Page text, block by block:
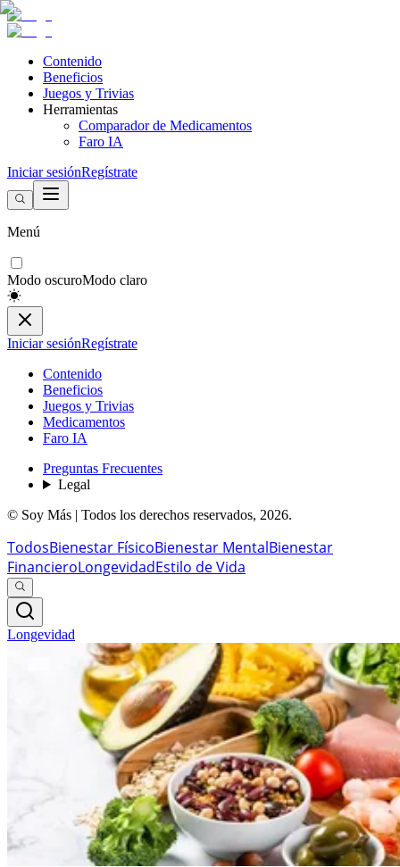
Contenido
Beneficios
Juegos y Trivias
Herramientas
Comparador de Medicamentos
Faro IA
Iniciar sesiónRegístrate
Menú
Modo oscuroModo claro
Iniciar sesiónRegístrate
Contenido
Beneficios
Juegos y Trivias
Medicamentos
Faro IA
Preguntas Frecuentes
Legal
© Soy Más | Todos los derechos reservados, 2026.
TodosBienestar FísicoBienestar MentalBienestar
FinancieroLongevidadEstilo de Vida
Longevidad